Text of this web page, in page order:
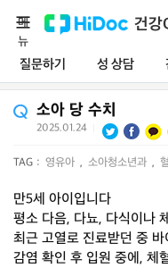
건강
질문하기 성 상담
메
뉴
소아 당 수치
2025.01.24
TAG : 영유아 , 소아청소년과 ,
만5세 아이입니다
평소 다음, 다뇨, 다식이나
최근 고열로 진료받던 중
감염 확인 후 입원 중에, 체